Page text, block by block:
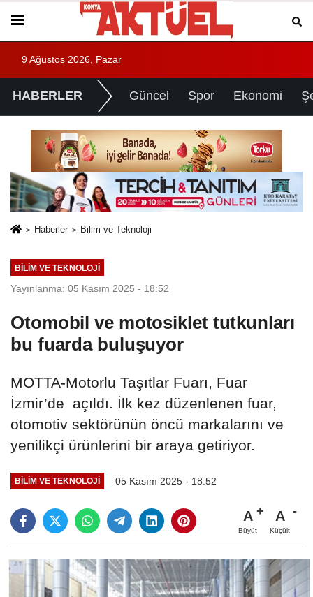
9 Ağustos 2026, Pazar
HABERLER Güncel Spor Ekonomi
Haberler Bilim ve Teknoloji
BILIM VE TEKNOLOJI
Yayınlanma: 05 Kasım 2025 - 18:52
Otomobil ve motosiklet tutkunları
bu fuarda buluşuyor
MOTTA-Motorlu Taşıtlar Fuarı, Fuar
İzmir’de açıldı. İlk kez düzenlenen fuar,
otomotiv sektörünün öncü markalarını ve
yenilikçi ürünlerini bir araya getiriyor.
BILIM VE TEKNOLOJI 05 Kasım 2025 - 18:52
A
Büyüt
A
Küçült